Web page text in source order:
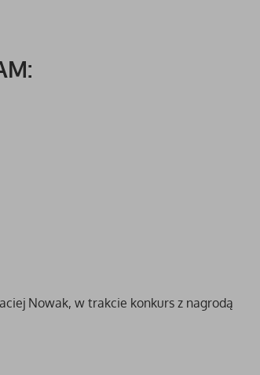
Nowak, w trakcie konkurs z nagrodą